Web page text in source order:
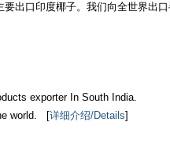
出口印度椰子。我们向全世界出
exporter In South India.
world. [详细介绍/Details]